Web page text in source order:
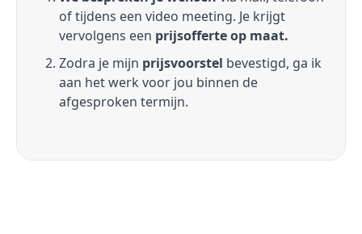
of tijdens een video meeting. Je krijgt
vervolgens een prijsofferte op maat.
Zodra je mijn prijsvoorstel bevestigd, ga ik
aan het werk voor jou binnen de
afgesproken termijn.